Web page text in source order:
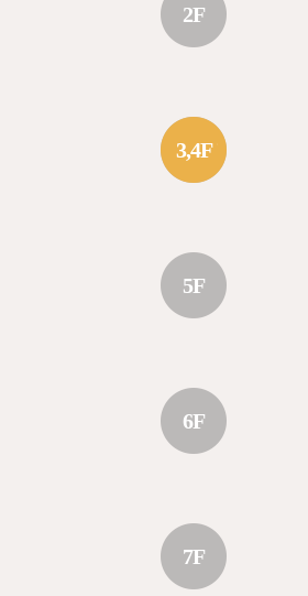
2F
3,4F
5F
6F
7F